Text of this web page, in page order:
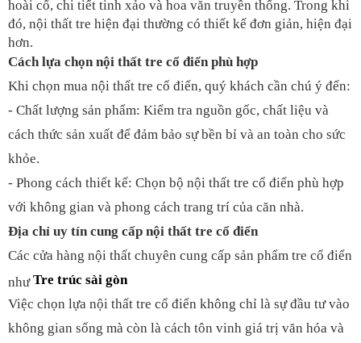
hoài cổ, chi tiết tinh xảo và hoa văn truyền thống. Trong khi
đó, nội thất tre hiện đại thường có thiết kế đơn giản, hiện đại
hơn.
Cách lựa chọn nội thất tre cổ điển phù hợp
Khi chọn mua nội thất tre cổ điển, quý khách cần chú ý đến:
- Chất lượng sản phẩm: Kiểm tra nguồn gốc, chất liệu và
cách thức sản xuất để đảm bảo sự bền bỉ và an toàn cho sức
khỏe.
- Phong cách thiết kế: Chọn bộ nội thất tre cổ điển phù hợp
với không gian và phong cách trang trí của căn nhà.
Địa chỉ uy tín cung cấp nội thất tre cổ điển
Các cửa hàng nội thất chuyên cung cấp sản phẩm tre cổ điển
như Tre trúc sài gòn
Việc chọn lựa nội thất tre cổ điển không chỉ là sự đầu tư vào
không gian sống mà còn là cách tôn vinh giá trị văn hóa và